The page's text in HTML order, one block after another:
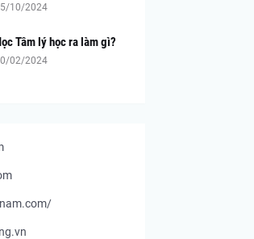
10/2024
Tâm lý học ra làm gì?
02/2024